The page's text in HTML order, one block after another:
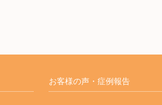
お客様の声・ 症例報告